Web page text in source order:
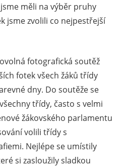
měli na výběr pruhy
jsme zvolili co nejpestřejší
fotografická soutěž
fotek všech žáků třídy
dny. Do soutěže se
třídy, často s velmi
žákovského parlamentu
volili třídy s
Nejlépe se umístily
si zasloužily sladkou